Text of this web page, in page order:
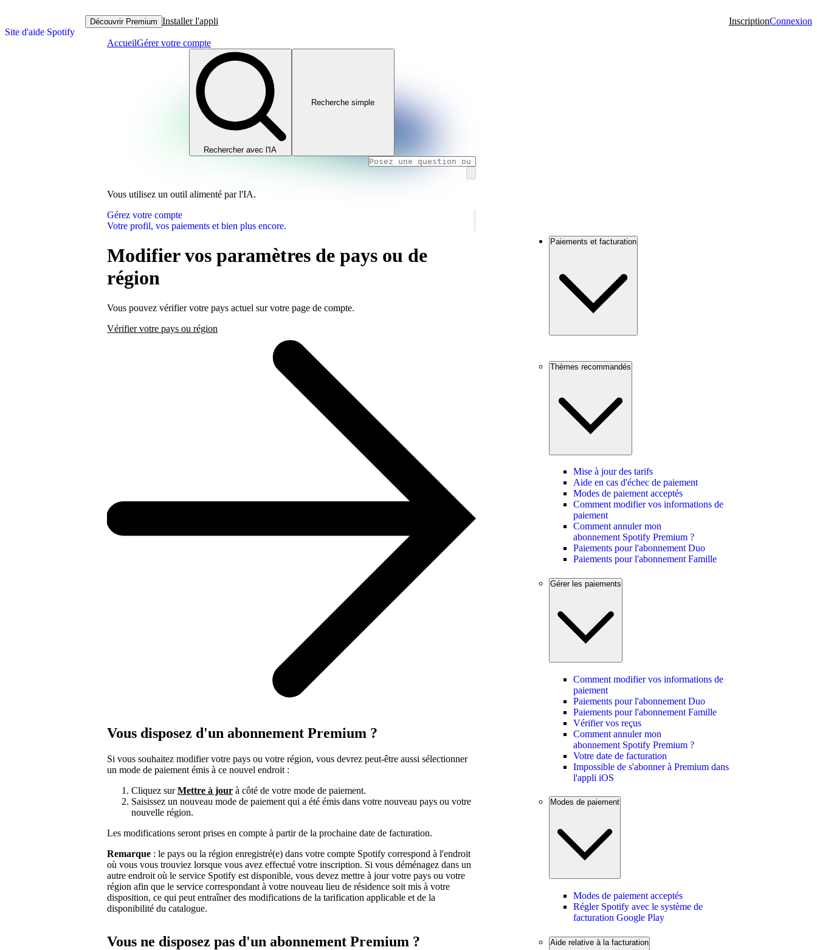
Site d'aide Spotify
Découvrir Premium Installer l'appli InscriptionConnexion
AccueilGérer votre compte
Rechercher avec l'IA
Recherche simple
Vous utilisez un outil alimenté par l'IA.
Gérez votre compte
Votre profil, vos paiements et bien plus encore.
Modifier vos paramètres de pays ou de
région
Vous pouvez vérifier votre pays actuel sur votre page de compte.
Vérifier votre pays ou région
Vous disposez d'un abonnement Premium ?
Si vous souhaitez modifier votre pays ou votre région, vous devrez peut-être aussi sélectionner
un mode de paiement émis à ce nouvel endroit :
Cliquez surMettre à jour à côté de votre mode de paiement.
Saisissez un nouveau mode de paiement qui a été émis dans votre nouveau pays ou votre
nouvelle région.
Les modifications seront prises en compte à partir de la prochaine date de facturation.
Remarque : le pays ou la région enregistré(e) dans votre compte Spotify correspond à l'endroit
où vous vous trouviez lorsque vous avez effectué votre inscription. Si vous déménagez dans un
autre endroit où le service Spotify est disponible, vous devez mettre à jour votre pays ou votre
région afin que le service correspondant à votre nouveau lieu de résidence soit mis à votre
disposition, ce qui peut entraîner des modifications de la tarification applicable et de la
disponibilité du catalogue.
Vous ne disposez pas d'un abonnement Premium ?
Paiements et facturation
Thèmes recommandés
Mise à jour des tarifs
Aide en cas d'échec de paiement
Modes de paiement acceptés
Comment modifier vos informations de
paiement
Comment annuler mon
abonnement Spotify Premium ?
Paiements pour l'abonnement Duo
Paiements pour l'abonnement Famille
Gérer les paiements
Comment modifier vos informations de
paiement
Paiements pour l'abonnement Duo
Paiements pour l'abonnement Famille
Vérifier vos reçus
Comment annuler mon
abonnement Spotify Premium ?
Votre date de facturation
Impossible de s'abonner à Premium dans
l'appli iOS
Modes de paiement
Modes de paiement acceptés
Régler Spotify avec le système de
facturation Google Play
Aide relative à la facturation